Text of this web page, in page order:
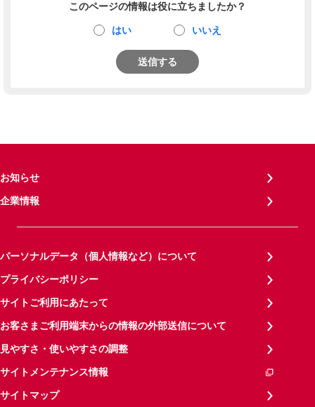
このページの情報は役に立ちましたか？
はい いいえ
送信する
お知らせ
企業情報
パーソナルデータ（個人情報など）について
プライバシーポリシー
サイトご利用にあたって
お客さまご利用端末からの情報の外部送信について
見やすさ・使いやすさの調整
サイトメンテナンス情報
サイトマップ